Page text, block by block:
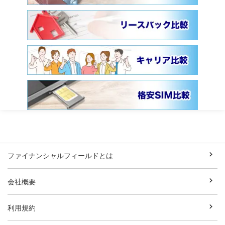
ファイナンシャルフィールドとは
会社概要
利用規約